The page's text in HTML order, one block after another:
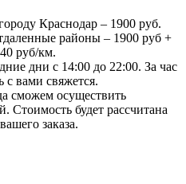
Краснодар – 1900 руб.
районы – 1900 руб +
руб/км.
дни с 14:00 до 22:00. За час
с вами свяжется.
сможем осуществить
Стоимость будет рассчитана
заказа.